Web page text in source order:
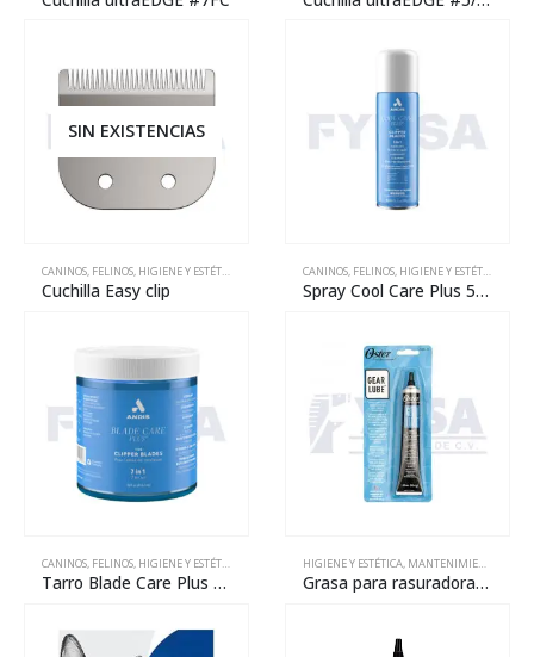
SIN EXISTENCIAS
CANINOS, FELINOS, HIGIENE Y ESTÉTICA MANTENIMIENTO,REPARACIÓN
Cuchilla Easy clip
CANINOS, FELINOS, HIGIENE Y ESTÉTICA
Spray Cool Care Plus 5 en 1 – 439 g
CANINOS, FELINOS, HIGIENE Y ESTÉTICA MANTENIMIENTO,REPARACIÓN
Tarro Blade Care Plus 7 en 1 – 473 mL
HIGIENE Y ESTÉTICA, MANTENIMIENTO
Grasa para rasuradoras – 1.25 oz